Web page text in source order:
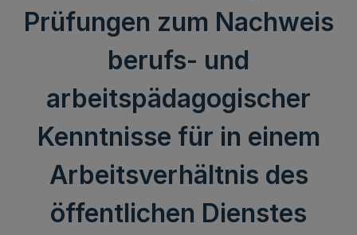
Prüfungen zum Nachweis
berufs- und
arbeitspädagogischer
Kenntnisse für in einem
Arbeitsverhältnis des
öffentlichen Dienstes